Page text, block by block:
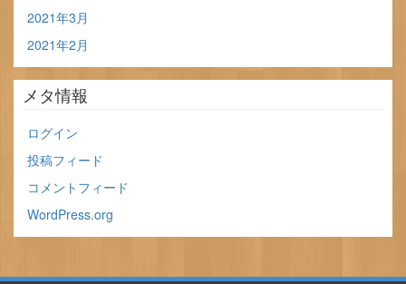
2021年3月
2021年2月
メタ情報
ログイン
投稿フィード
コメントフィード
WordPress.org